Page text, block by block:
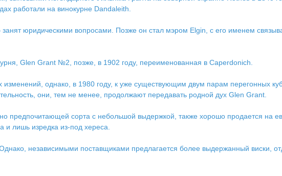
работали на винокурне Dandaleith.
юридическими вопросами. Позже он стал мэром Elgin, с его именем
Glen Grant №2, позже, в 1902 году, переименованная в Caperdonich.
однако, в 1980 году, к уже существующим двум парам перегонных
они, тем не менее, продолжают передавать родной дух Glen Grant.
предпочитающей сорта с небольшой выдержкой, также хорошо продается на
лишь изредка из-под хереса.
независимыми поставщиками предлагается более выдержанный виски,